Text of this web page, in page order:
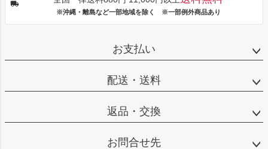
※沖縄・離島など一部地域を除く ※一部例外商品あり
お支払い
配送・送料
返品・交換
お問合せ先